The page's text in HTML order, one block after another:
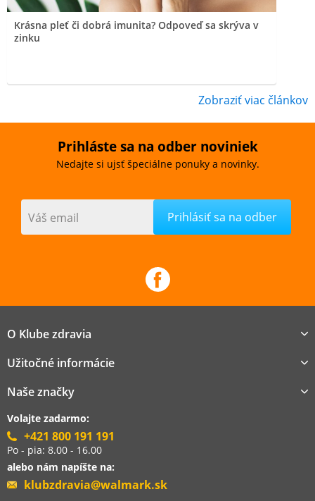
Krásna pleť či dobrá imunita? Odpoveď sa skrýva v
zinku
Zobraziť viac článkov
Prihláste sa na odber noviniek
Nedajte si ujsť špeciálne ponuky a novinky.
Váš email
O Klube zdravia
Užitočné informácie
Naše značky
Volajte zadarmo:
+421 800 191 191
Po - pia: 8.00 - 16.00
alebo nám napíšte na:
klubzdravia@walmark.sk